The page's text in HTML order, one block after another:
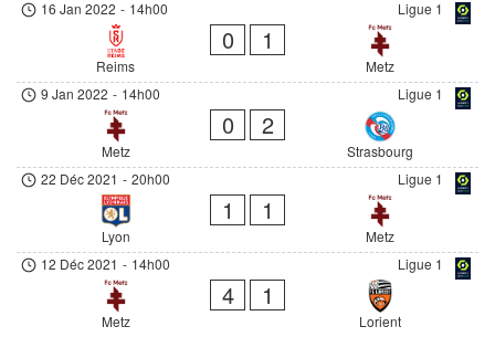
Ligue 1
16 Jan 2022 - 14h00
Reims
0 1
Metz
Ligue 1
9 Jan 2022 - 14h00
Metz
0 2
Strasbourg
Ligue 1
22 Déc 2021 - 20h00
Lyon
1 1
Metz
Ligue 1
12 Déc 2021 - 14h00
Metz
4 1
Lorient